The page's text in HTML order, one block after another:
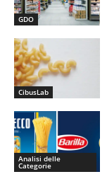
GDO
CibusLab
Analisi delle
Categorie